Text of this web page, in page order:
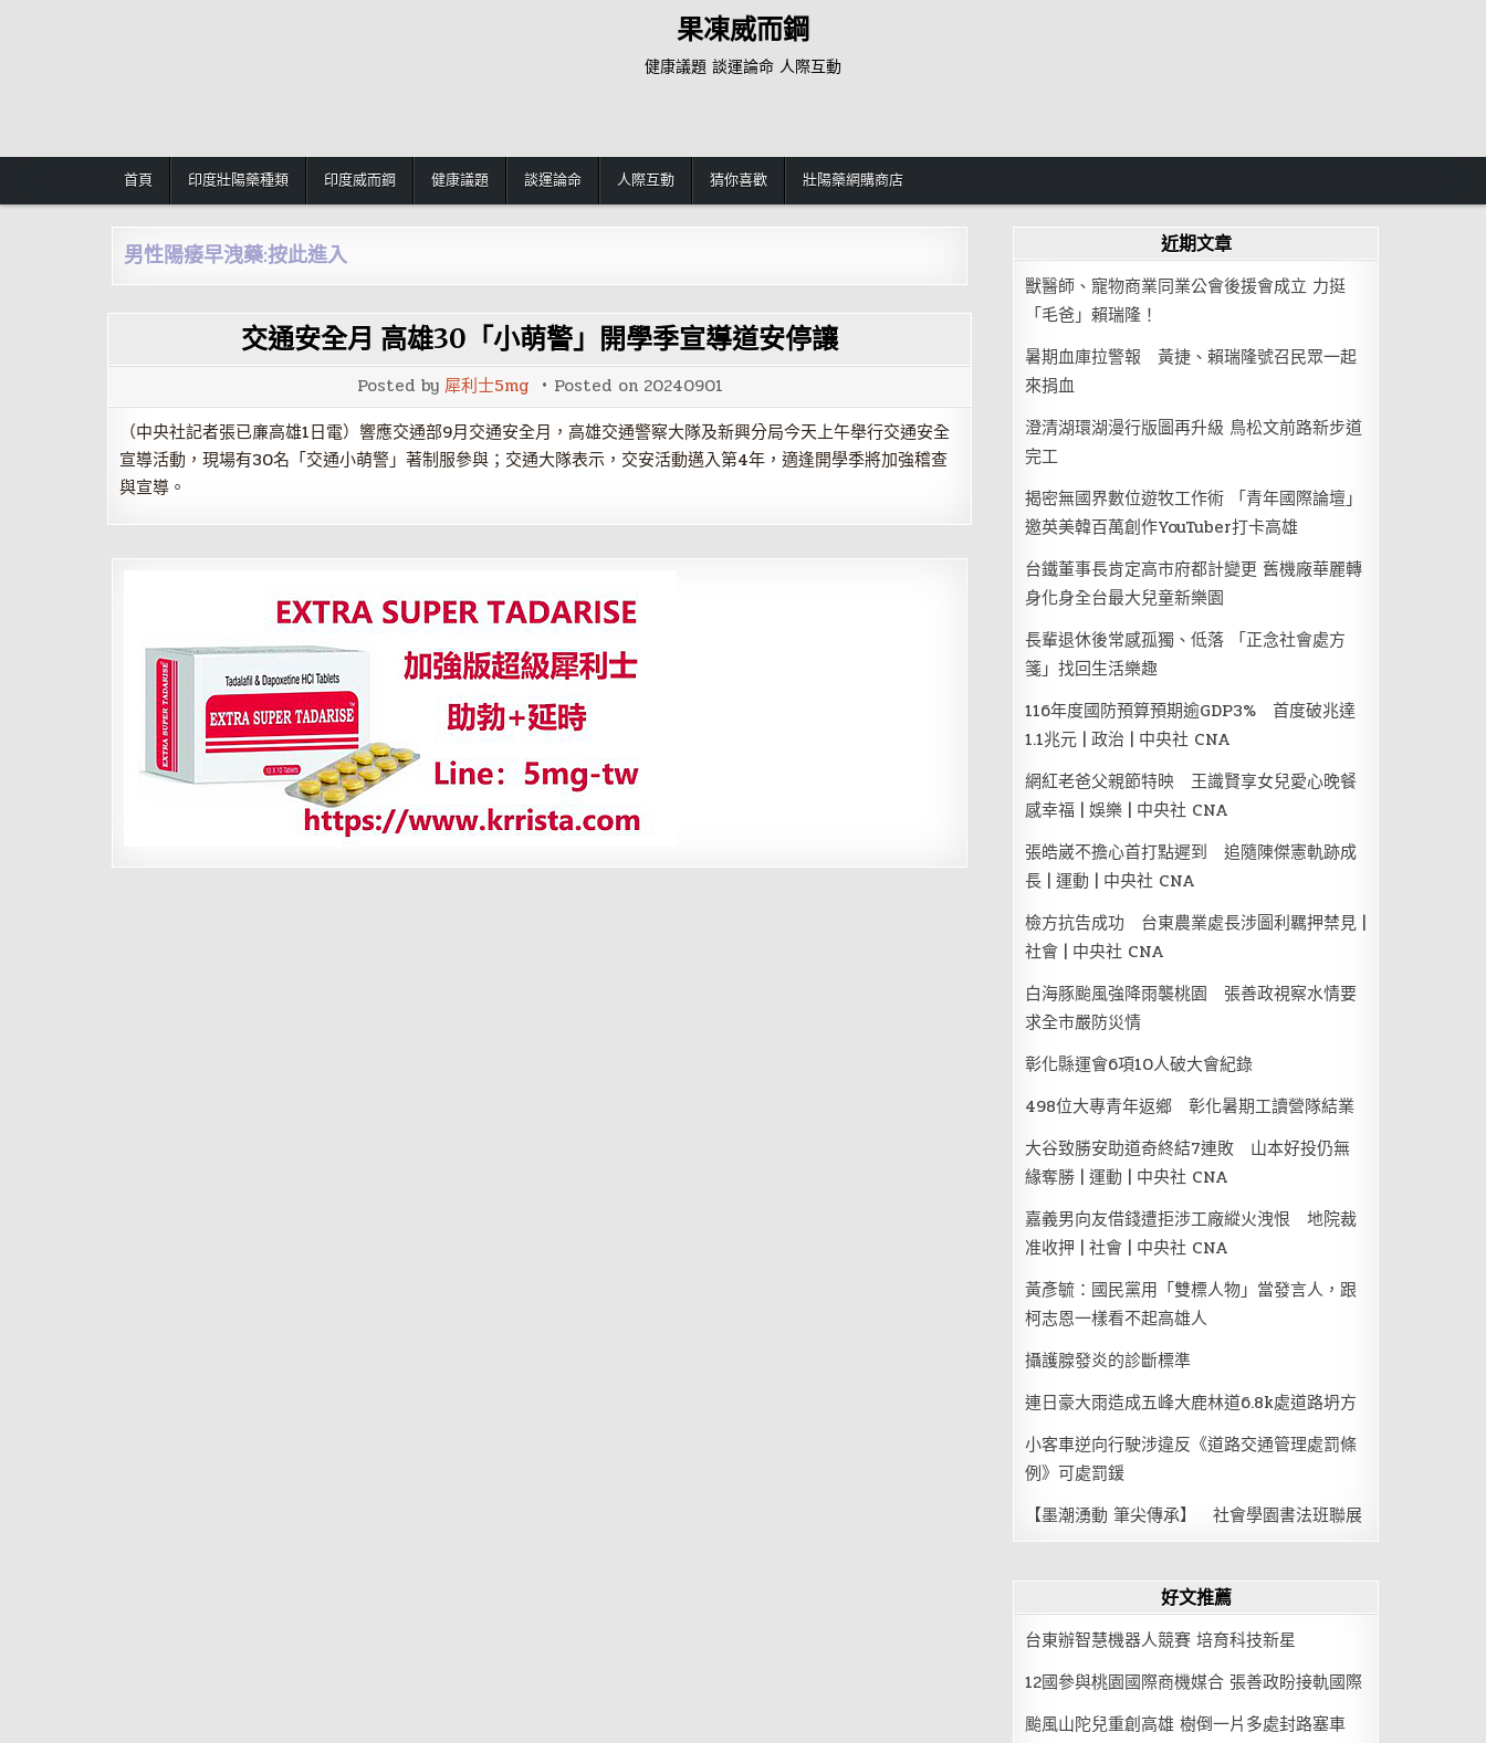
果凍威而鋼
健康議題 談運論命 人際互動
首頁 印度壯陽藥種類 印度威而鋼 健康議題 談運論命 人際互動 猜你喜歡 壯陽藥網購商店
男性陽痿早洩藥:按此進入
交通安全月 高雄30「小萌警」開學季宣導道安停讓
Posted by 犀利士5mg Posted on 20240901
（中央社記者張已亷高雄1日電）響應交通部9月交通安全月，高雄交通警察大隊及新興分局今天上午舉行交通安全
宣導活動，現場有30名「交通小萌警」著制服參與；交通大隊表示，交安活動邁入第4年，適逢開學季將加強稽查
與宣導。
近期文章
獸醫師、寵物商業同業公會後援會成立 力挺
「毛爸」賴瑞隆！
暑期血庫拉警報 黃捷、賴瑞隆號召民眾一起
來捐血
澄清湖環湖漫行版圖再升級 鳥松文前路新步道
完工
揭密無國界數位遊牧工作術 「青年國際論壇」
邀英美韓百萬創作YouTuber打卡高雄
台鐵董事長肯定高市府都計變更 舊機廠華麗轉
身化身全台最大兒童新樂園
長輩退休後常感孤獨、低落 「正念社會處方
箋」找回生活樂趣
116年度國防預算預期逾GDP3% 首度破兆達
1.1兆元 | 政治 | 中央社 CNA
網紅老爸父親節特映 王識賢享女兒愛心晚餐
感幸福 | 娛樂 | 中央社 CNA
張皓崴不擔心首打點遲到 追隨陳傑憲軌跡成
長 | 運動 | 中央社 CNA
檢方抗告成功 台東農業處長涉圖利羈押禁見 |
社會 | 中央社 CNA
白海豚颱風強降雨襲桃園 張善政視察水情要
求全市嚴防災情
彰化縣運會6項10人破大會紀錄
498位大專青年返鄉 彰化暑期工讀營隊結業
大谷致勝安助道奇終結7連敗 山本好投仍無
緣奪勝 | 運動 | 中央社 CNA
嘉義男向友借錢遭拒涉工廠縱火洩恨 地院裁
准收押 | 社會 | 中央社 CNA
黃彥毓：國民黨用「雙標人物」當發言人，跟
柯志恩一樣看不起高雄人
攝護腺發炎的診斷標準
連日豪大雨造成五峰大鹿林道6.8k處道路坍方
小客車逆向行駛涉違反《道路交通管理處罰條
例》可處罰鍰
【墨潮湧動 筆尖傳承】 社會學園書法班聯展
好文推薦
台東辦智慧機器人競賽 培育科技新星
12國參與桃園國際商機媒合 張善政盼接軌國際
颱風山陀兒重創高雄 樹倒一片多處封路塞車